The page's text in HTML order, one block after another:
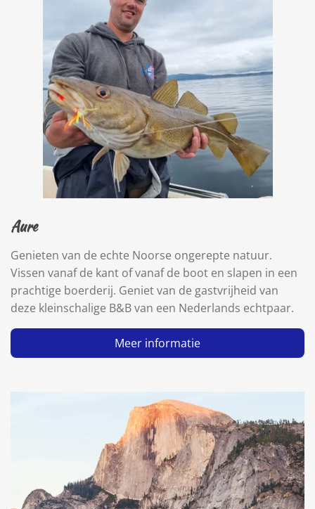
Aure
Genieten van de echte Noorse ongerepte natuur.
Vissen vanaf de kant of vanaf de boot en slapen in een
prachtige boerderij. Geniet van de gastvrijheid van
deze kleinschalige B&B van een Nederlands echtpaar.
Meer informatie